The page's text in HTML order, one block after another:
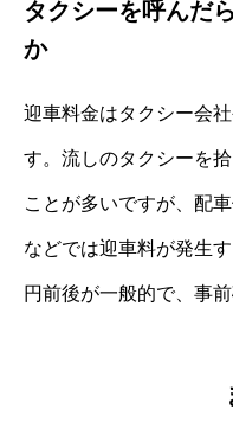
タクシーを呼んだ
か
迎車料金はタクシー会
す。流しのタクシーを
ことが多いですが、配
などでは迎車料が発生
円前後が一般的で、事